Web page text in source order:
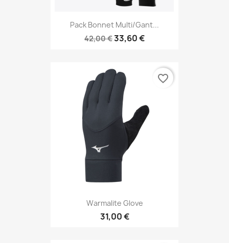
Pack Bonnet Multi/gant...
42,00 €33,60 €
Warmalite Glove
31,00 €
favorite_border